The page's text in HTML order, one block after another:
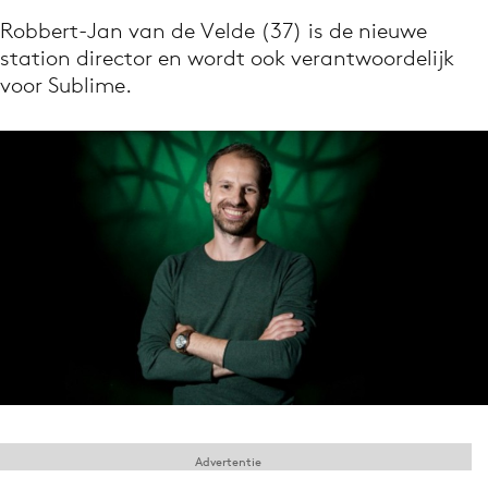
9 sept: GenAI-training
12 nov: MarketingLive!
Academy
Robbert-Jan van de Velde (37) is de nieuwe
station director en wordt ook verantwoordelijk
voor Sublime.
Advertentie